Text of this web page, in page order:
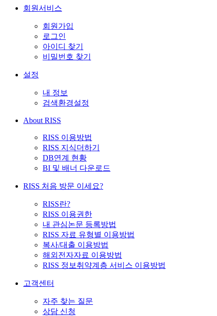
회원서비스
회원가입
로그인
아이디 찾기
비밀번호 찾기
설정
내 정보
검색환경설정
About RISS
RISS 이용방법
RISS 지식더하기
DB연계 현황
BI 및 배너 다운로드
RISS 처음 방문 이세요?
RISS란?
RISS 이용권한
내 관심논문 등록방법
RISS 자료 유형별 이용방법
복사/대출 이용방법
해외전자자료 이용방법
RISS 정보취약계층 서비스 이용방법
고객센터
자주 찾는 질문
상담 신청